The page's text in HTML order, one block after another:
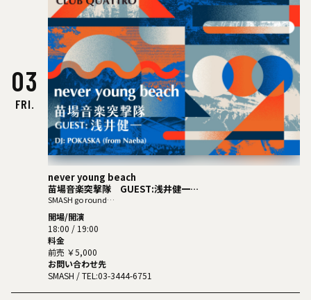
03
FRI.
never young beach
苗場音楽突撃隊 GUEST:浅井健一
DJ:POKASKA(from 苗場)
SMASH go round
開場/開演
18:00 / 19:00
料金
前売 ￥5,000
お問い合わせ先
SMASH / TEL:03-3444-6751